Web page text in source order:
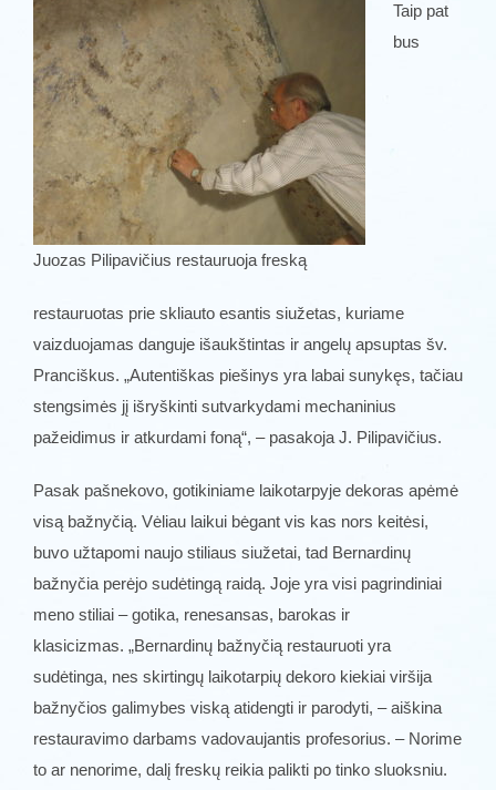
Juozas Pilipavičius restauruoja freską
Taip pat
bus
restauruotas prie skliauto esantis siužetas, kuriame
vaizduojamas danguje išaukštintas ir angelų apsuptas šv.
Pranciškus. „Autentiškas piešinys yra labai sunykęs, tačiau
stengsimės jį išryškinti sutvarkydami mechaninius
pažeidimus ir atkurdami foną“, – pasakoja J. Pilipavičius.
Pasak pašnekovo, gotikiniame laikotarpyje dekoras apėmė
visą bažnyčią. Vėliau laikui bėgant vis kas nors keitėsi,
buvo užtapomi naujo stiliaus siužetai, tad Bernardinų
bažnyčia perėjo sudėtingą raidą. Joje yra visi pagrindiniai
meno stiliai – gotika, renesansas, barokas ir
klasicizmas. „Bernardinų bažnyčią restauruoti yra
sudėtinga, nes skirtingų laikotarpių dekoro kiekiai viršija
bažnyčios galimybes viską atidengti ir parodyti, – aiškina
restauravimo darbams vadovaujantis profesorius. ­– Norime
to ar nenorime, dalį freskų reikia palikti po tinko sluoksniu.